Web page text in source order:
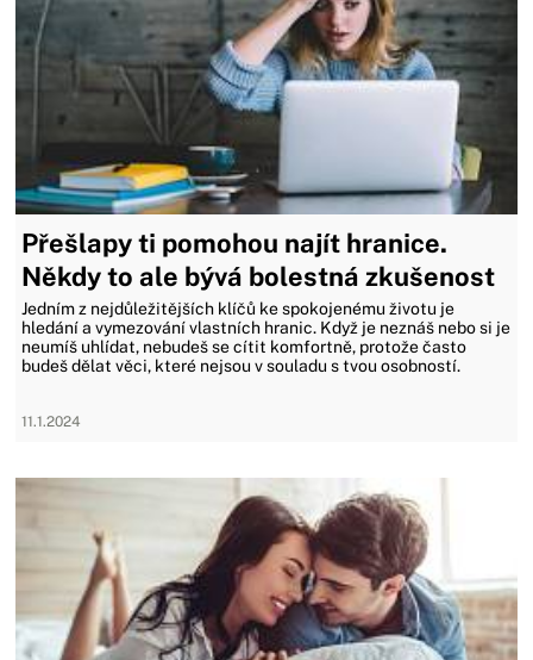
Přešlapy ti pomohou najít hranice.
Někdy to ale bývá bolestná zkušenost
Jedním z nejdůležitějších klíčů ke spokojenému životu je
hledání a vymezování vlastních hranic. Když je neznáš nebo si je
neumíš uhlídat, nebudeš se cítit komfortně, protože často
budeš dělat věci, které nejsou v souladu s tvou osobností.
11.1.2024